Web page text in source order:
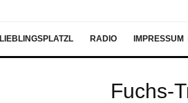
LIEBLINGSPLATZL RADIO IMPRESSUM
Fuchs-